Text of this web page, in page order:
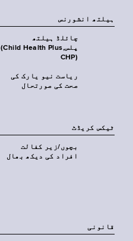
‏ہیلتھ انشورنس
چائلڈ ہیلتھ
پلس‎(Child Health Plus,
CHP)‎
ریاست نیو یارک کی
صحت کی صورتحال
ٹیکس کریڈٹ
بچوں/زیر کفالت
افراد کی دیکھ بھال
قانونی